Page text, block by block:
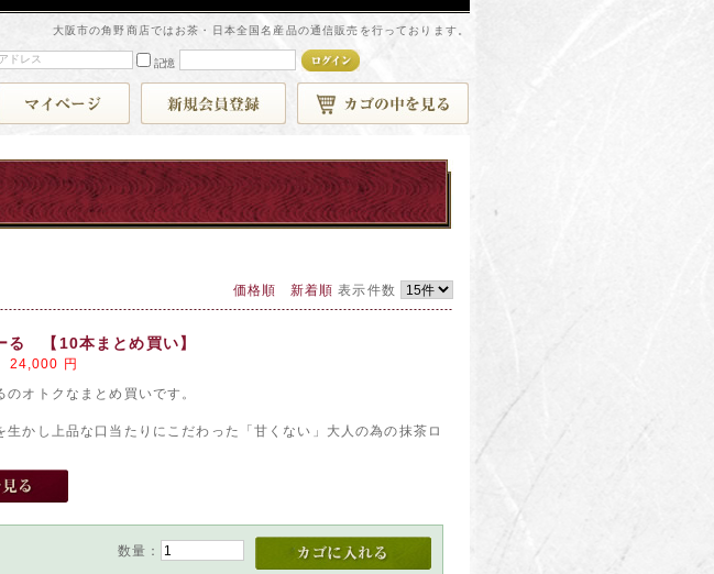
大阪市の角野商店ではお茶・日本全国名産品の通信販売を行っております。
記憶
た方
価格順 新着順 表示件数
る 【10本まとめ買い】
24,000 円
のオトクなまとめ買いです。
生かし上品な口当たりにこだわった「甘くない」大人の為の抹茶ロ
数量：